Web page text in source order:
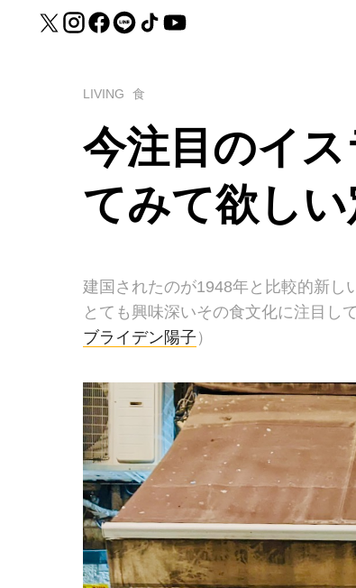
LIVING 食
今注目のイ
てみて欲し
建国されたのが1948年と比較的新し
とても興味深いその食文化に注目し
ブライデン陽子 ）